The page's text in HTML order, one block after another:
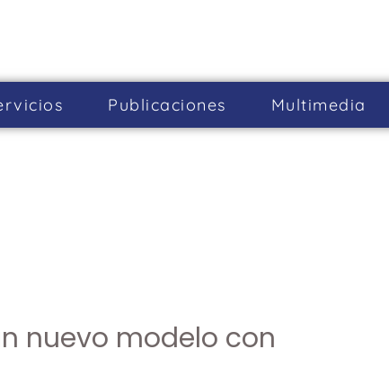
Publicaciones Multimedia
nuevo modelo con